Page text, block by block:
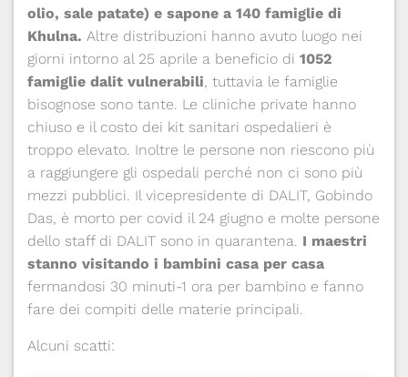
olio, sale patate) e sapone a 140 famiglie di
Khulna. Altre distribuzioni hanno avuto luogo nei
giorni intorno al 25 aprile a beneficio di 1052
famiglie dalit vulnerabili, tuttavia le famiglie
bisognose sono tante. Le cliniche private hanno
chiuso e il costo dei kit sanitari ospedalieri è
troppo elevato. Inoltre le persone non riescono più
a raggiungere gli ospedali perché non ci sono più
mezzi pubblici. Il vicepresidente di DALIT, Gobindo
Das, è morto per covid il 24 giugno e molte persone
dello staff di DALIT sono in quarantena. I maestri
stanno visitando i bambini casa per casa
fermandosi 30 minuti-1 ora per bambino e fanno
fare dei compiti delle materie principali.
Alcuni scatti: